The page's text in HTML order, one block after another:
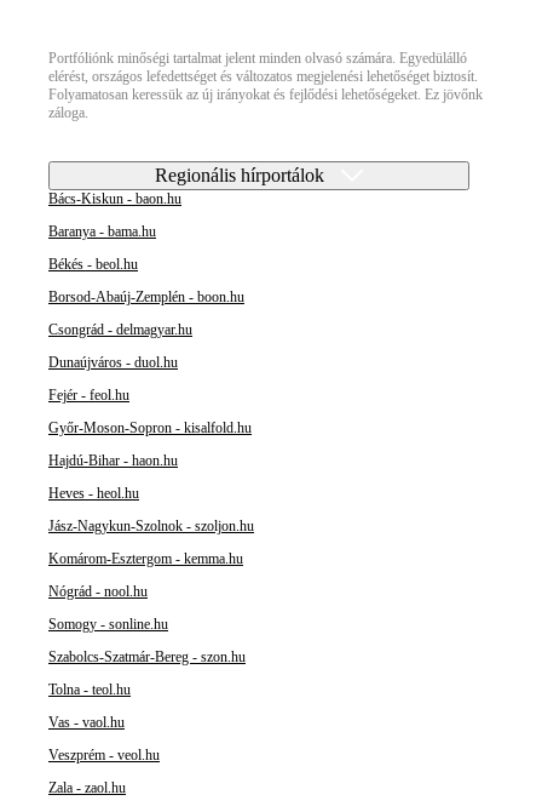
Portfóliónk minőségi tartalmat jelent minden olvasó számára. Egyedülálló
elérést, országos lefedettséget és változatos megjelenési lehetőséget biztosít.
Folyamatosan keressük az új irányokat és fejlődési lehetőségeket. Ez jövőnk
záloga.
Regionális hírportálok
Bács-Kiskun - baon.hu
Baranya - bama.hu
Békés - beol.hu
Borsod-Abaúj-Zemplén - boon.hu
Csongrád - delmagyar.hu
Dunaújváros - duol.hu
Fejér - feol.hu
Győr-Moson-Sopron - kisalfold.hu
Hajdú-Bihar - haon.hu
Heves - heol.hu
Jász-Nagykun-Szolnok - szoljon.hu
Komárom-Esztergom - kemma.hu
Nógrád - nool.hu
Somogy - sonline.hu
Szabolcs-Szatmár-Bereg - szon.hu
Tolna - teol.hu
Vas - vaol.hu
Veszprém - veol.hu
Zala - zaol.hu